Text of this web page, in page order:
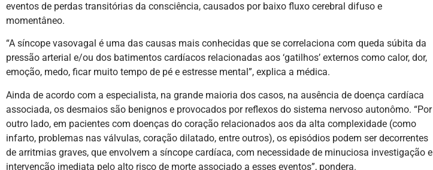
eventos de perdas transitórias da consciência, causados por baixo fluxo cerebral difuso e
momentâneo.
“A síncope vasovagal é uma das causas mais conhecidas que se correlaciona com queda súbita da
pressão arterial e/ou dos batimentos cardíacos relacionadas aos ‘gatilhos’ externos como calor, dor,
emoção, medo, ficar muito tempo de pé e estresse mental”, explica a médica.
Ainda de acordo com a especialista, na grande maioria dos casos, na ausência de doença cardíaca
associada, os desmaios são benignos e provocados por reflexos do sistema nervoso autonômo. “Por
outro lado, em pacientes com doenças do coração relacionados aos da alta complexidade (como
infarto, problemas nas válvulas, coração dilatado, entre outros), os episódios podem ser decorrentes
de arritmias graves, que envolvem a síncope cardíaca, com necessidade de minuciosa investigação e
intervenção imediata pelo alto risco de morte associado a esses eventos”, pondera.